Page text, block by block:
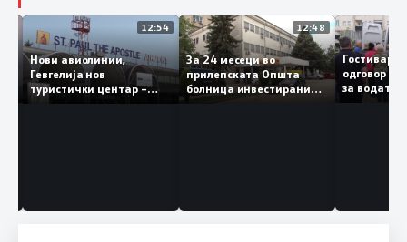
12:54
Нови авиолинии,
Гевгелија нов
туристички центар –
туризмот останува
12:48
За 24 месеци во
прилепската Општа
болница инвестирани
за
да ја